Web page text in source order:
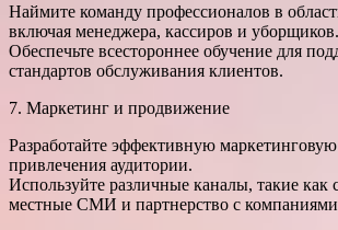
Наймите команду профессионалов в
включая менеджера, кассиров и уборщиков.
Обеспечьте всестороннее обучение для
стандартов обслуживания клиентов.
7. Маркетинг и продвижение
Разработайте эффективную
привлечения аудитории.
Используйте различные каналы, такие как
местные СМИ и партнерство с